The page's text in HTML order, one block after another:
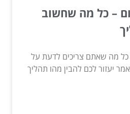
– כל מה שחשוב
מה שאתם צריכים לדעת על
יעזור לכם להבין מהו תהליך